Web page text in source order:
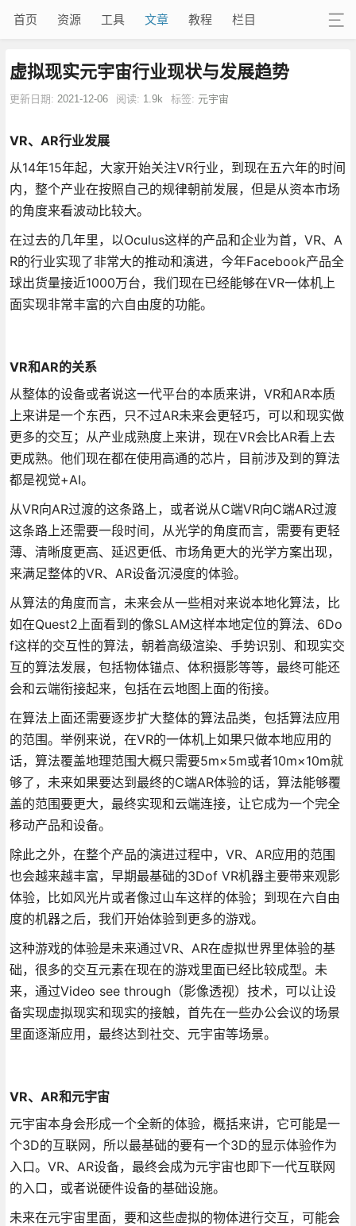
首页 资源 工具 文章 教程 栏目
虚拟现实元宇宙行业现状与发展趋势
更新日期: 2021-12-06 阅读: 1.9k 标签: 元宇宙
VR、AR行业发展
从14年15年起，大家开始关注VR行业，到现在五六年的时间
内，整个产业在按照自己的规律朝前发展，但是从资本市场
的角度来看波动比较大。
在过去的几年里，以Oculus这样的产品和企业为首，VR、A
R的行业实现了非常大的推动和演进，今年Facebook产品全
球出货量接近1000万台，我们现在已经能够在VR一体机上
面实现非常丰富的六自由度的功能。
VR和AR的关系
从整体的设备或者说这一代平台的本质来讲，VR和AR本质
上来讲是一个东西，只不过AR未来会更轻巧，可以和现实做
更多的交互；从产业成熟度上来讲，现在VR会比AR看上去
更成熟。他们现在都在使用高通的芯片，目前涉及到的算法
都是视觉+AI。
从VR向AR过渡的这条路上，或者说从C端VR向C端AR过渡
这条路上还需要一段时间，从光学的角度而言，需要有更轻
薄、清晰度更高、延迟更低、市场角更大的光学方案出现，
来满足整体的VR、AR设备沉浸度的体验。
从算法的角度而言，未来会从一些相对来说本地化算法，比
如在Quest2上面看到的像SLAM这样本地定位的算法、6Do
f这样的交互性的算法，朝着高级渲染、手势识别、和现实交
互的算法发展，包括物体锚点、体积摄影等等，最终可能还
会和云端衔接起来，包括在云地图上面的衔接。
在算法上面还需要逐步扩大整体的算法品类，包括算法应用
的范围。举例来说，在VR的一体机上如果只做本地应用的
话，算法覆盖地理范围大概只需要5m×5m或者10m×10m就
够了，未来如果要达到最终的C端AR体验的话，算法能够覆
盖的范围要更大，最终实现和云端连接，让它成为一个完全
移动产品和设备。
除此之外，在整个产品的演进过程中，VR、AR应用的范围
也会越来越丰富，早期最基础的3Dof VR机器主要带来观影
体验，比如风光片或者像过山车这样的体验；到现在六自由
度的机器之后，我们开始体验到更多的游戏。
这种游戏的体验是未来通过VR、AR在虚拟世界里体验的基
础，很多的交互元素在现在的游戏里面已经比较成型。未
来，通过Video see through（影像透视）技术，可以让设
备实现虚拟现实和现实的接触，首先在一些办公会议的场景
里面逐渐应用，最终达到社交、元宇宙等场景。
VR、AR和元宇宙
元宇宙本身会形成一个全新的体验，概括来讲，它可能是一
个3D的互联网，所以最基础的要有一个3D的显示体验作为
入口。VR、AR设备，最终会成为元宇宙也即下一代互联网
的入口，或者说硬件设备的基础设施。
未来在元宇宙里面，要和这些虚拟的物体进行交互，可能会